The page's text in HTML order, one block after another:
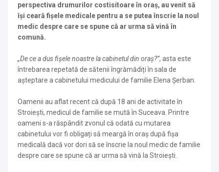
perspectiva drumurilor costisitoare în oraș, au venit să
își ceară fișele medicale pentru a se putea înscrie la noul
medic despre care se spune că ar urma să vină în
comună.
„De ce a dus fișele noastre la cabinetul din oraș?”, asta este
întrebarea repetată de sătenii îngrămădiți în sala de
așteptare a cabinetului medicului de familie Elena Șerban.
Oamenii au aflat recent că după 18 ani de activitate în
Stroiești, medicul de familie se mută în Suceava. Printre
oameni s-a răspândit zvonul că odată cu mutarea
cabinetului vor fi obligați să meargă în oraș după fișa
medicală dacă vor dori să se înscrie la noul medic de familie
despre care se spune că ar urma să vină la Stroiești.